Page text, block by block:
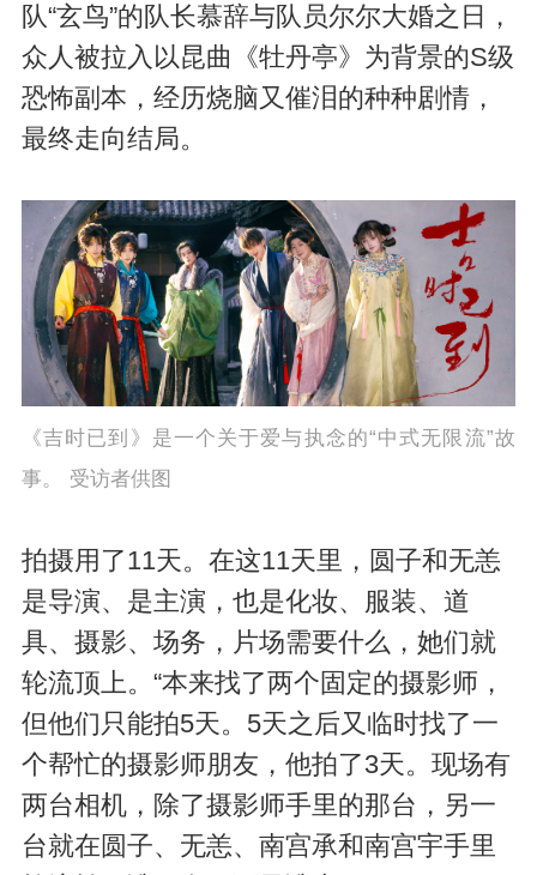
队“玄鸟”的队长慕辞与队员尔尔大婚之日，
众人被拉入以昆曲《牡丹亭》为背景的S级
恐怖副本，经历烧脑又催泪的种种剧情，
最终走向结局。
《吉时已到》是一个关于爱与执念的“中式无限流”故
事。 受访者供图
拍摄用了11天。在这11天里，圆子和无恙
是导演、是主演，也是化妆、服装、道
具、摄影、场务，片场需要什么，她们就
轮流顶上。“本来找了两个固定的摄影师，
但他们只能拍5天。5天之后又临时找了一
个帮忙的摄影师朋友，他拍了3天。现场有
两台相机，除了摄影师手里的那台，另一
台就在圆子、无恙、南宫承和南宫宇手里